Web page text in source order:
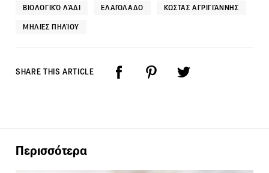
ΒΙΟΛΟΓΙΚΌ ΛΆΔΙ ΕΛΑΙΌΛΑΔΟ ΚΏΣΤΑΣ ΑΓΡΙΓΙΆΝΝΗΣ
ΜΗΛΙΈΣ ΠΗΛΊΟΥ
SHARE THIS ARTICLE
Περισσότερα